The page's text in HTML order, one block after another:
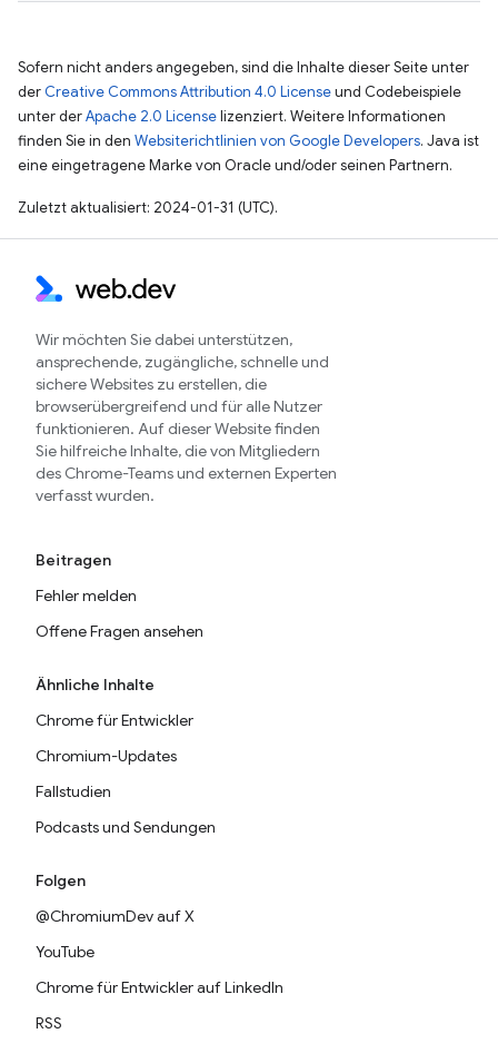
Sofern nicht anders angegeben, sind die Inhalte dieser Seite unter
der Creative Commons Attribution 4.0 Licenseund Codebeispiele
unter derApache 2.0 Licenselizenziert. Weitere Informationen
finden Sie in den Websiterichtlinien von Google Developers. Java ist
eine eingetragene Marke von Oracle und/oder seinen Partnern.
Zuletzt aktualisiert: 2024-01-31 (UTC).
Wir möchten Sie dabei unterstützen,
ansprechende, zugängliche, schnelle und
sichere Websites zu erstellen, die
browserübergreifend und für alle Nutzer
funktionieren. Auf dieser Website finden
Sie hilfreiche Inhalte, die von Mitgliedern
des Chrome-Teams und externen Experten
verfasst wurden.
Beitragen
Fehler melden
Offene Fragen ansehen
Ähnliche Inhalte
Chrome für Entwickler
Chromium-Updates
Fallstudien
Podcasts und Sendungen
Folgen
@ChromiumDev auf X
YouTube
Chrome für Entwickler auf LinkedIn
RSS